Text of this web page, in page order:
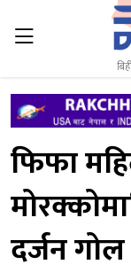
फिफा
दर्जन गोल